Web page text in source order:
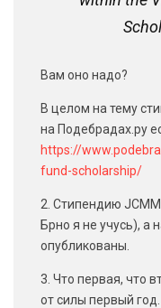
Вам оно надо?
В целом на тему
на Подебрадах.ру
https://
fund-scholarship/
2. Стипендию
Брно я не учусь), а
опубликованы.
3. Что первая, что
от силы первый